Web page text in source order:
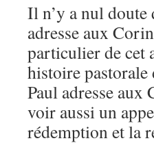
Il n’y a nul doute
adresse aux
particulier de cet
histoire
Paul adresse
voir aussi un
rédemption et la